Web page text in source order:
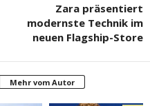
Zara präsentiert
modernste Technik im
neuen Flagship-Store
Mehr vom Autor